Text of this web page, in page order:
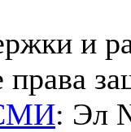
и
права
: Эл